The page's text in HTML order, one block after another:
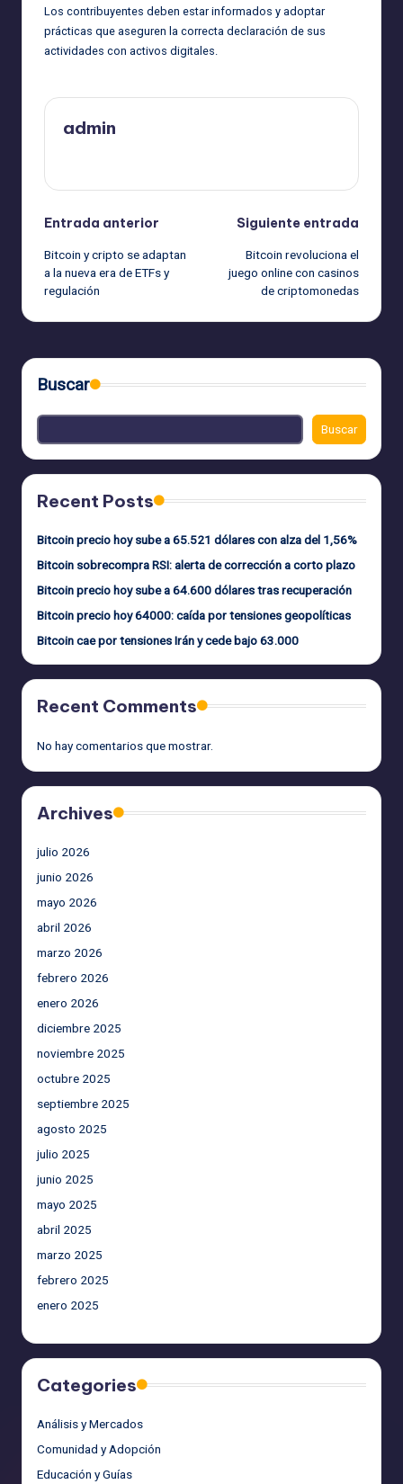
Los contribuyentes deben estar informados y adoptar
prácticas que aseguren la correcta declaración de sus
actividades con activos digitales.
admin
Navegación
de
entradas
Entrada anterior
Bitcoin y cripto se adaptan
a la nueva era de ETFs y
regulación
Siguiente entrada
Bitcoin revoluciona el
juego online con casinos
de criptomonedas
Buscar
Buscar
Recent Posts
Bitcoin precio hoy sube a 65.521 dólares con alza del 1,56%
Bitcoin sobrecompra RSI: alerta de corrección a corto plazo
Bitcoin precio hoy sube a 64.600 dólares tras recuperación
Bitcoin precio hoy 64000: caída por tensiones geopolíticas
Bitcoin cae por tensiones Irán y cede bajo 63.000
Recent Comments
No hay comentarios que mostrar.
Archives
julio 2026
junio 2026
mayo 2026
abril 2026
marzo 2026
febrero 2026
enero 2026
diciembre 2025
noviembre 2025
octubre 2025
septiembre 2025
agosto 2025
julio 2025
junio 2025
mayo 2025
abril 2025
marzo 2025
febrero 2025
enero 2025
Categories
Análisis y Mercados
Comunidad y Adopción
Educación y Guías